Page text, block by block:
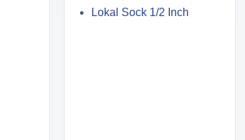
Lokal Sock 1/2 Inch